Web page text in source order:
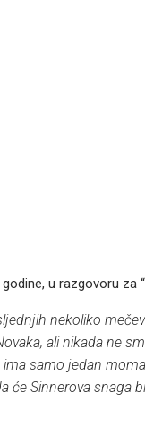
u razgovoru za
nekoliko
ali nikada ne
samo jedan
će Sinnerova snaga